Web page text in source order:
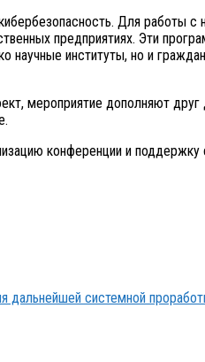
Для работы с
предприятиях. Эти
научные институты, но и
мероприятие дополняют друг
конференции и
дальнейшей системной